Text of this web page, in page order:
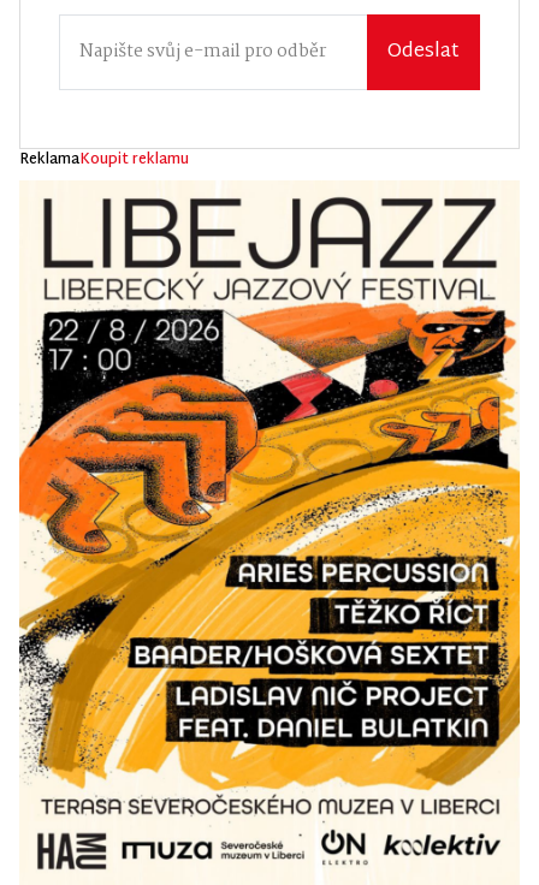
Odeslat
ReklamaKoupit reklamu